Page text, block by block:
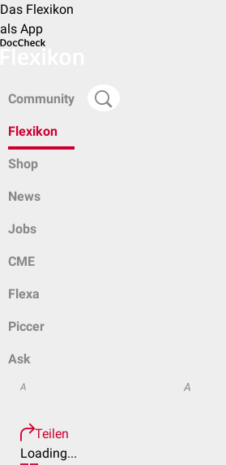
Das Flexikon
als App
Community
Flexikon
Shop
News
Jobs
CME
Flexa
Piccer
Ask
A A
Teilen
Loading...